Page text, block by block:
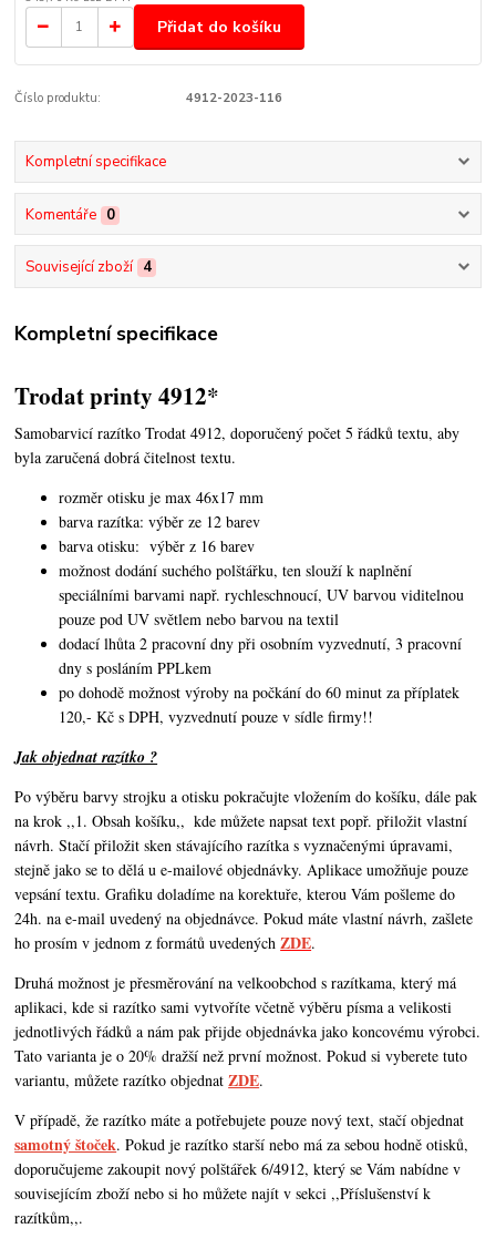
Přidat do košíku
Číslo produktu: 4912-2023-116
Kompletní specifikace
Komentáře 0
Související zboží 4
Kompletní specifikace
Trodat printy 4912*
Samobarvicí razítko Trodat 4912, doporučený počet 5 řádků textu,aby
byla zaručená dobrá čitelnost textu.
rozměr otisku je max 46x17 mm
barva razítka: výběr ze 12 barev
barva otisku: výběr z 16 barev
možnost dodání suchého polštářku, ten slouží k naplnění
speciálními barvami např. rychleschnoucí, UV barvou viditelnou
pouze pod UV světlem nebo barvou na textil
dodací lhůta 2 pracovní dny při osobním vyzvednutí, 3 pracovní
dny s posláním PPLkem
po dohodě možnost výroby na počkání do 60 minut za příplatek
120,- Kč s DPH, vyzvednutí pouze v sídle firmy!!
Jak objednat razítko ?
Po výběru barvy strojku a otisku pokračujte vložením do košíku, dále pak
na krok ,,1. Obsah košíku,, kde můžete napsat text popř. přiložit vlastní
návrh. Stačí přiložit sken stávajícího razítka s vyznačenými úpravami,
stejně jako se to dělá u e-mailové objednávky. Aplikace umožňuje pouze
vepsání textu. Grafiku doladíme na korektuře, kterou Vám pošleme do
24h. na e-mail uvedený na objednávce. Pokud máte vlastní návrh,zašlete
ho prosím v jednom z formátů uvedenýchZDE.
Druhá možnost je přesměrování na velkoobchod s razítkama, který má
aplikaci, kde si razítko sami vytvoříte včetně výběru písma a velikosti
jednotlivých řádků a nám pak přijde objednávka jako koncovému výrobci.
Tato varianta je o 20% dražší než první možnost. Pokud si vyberete tuto
variantu, můžete razítko objednatZDE.
V případě, že razítko máte a potřebujete pouze nový text, stačí objednat
samotný štoček. Pokud je razítko starší nebo má za sebou hodně otisků,
doporučujeme zakoupit nový polštářek 6/4912, který se Vám nabídne v
souvisejícím zboží nebo si ho můžete najít v sekci ,,Příslušenství k
razítkům,,.